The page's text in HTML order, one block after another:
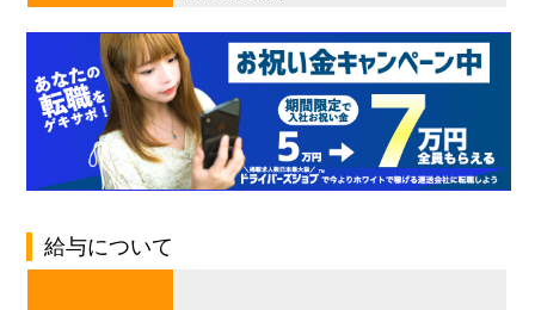
給与について